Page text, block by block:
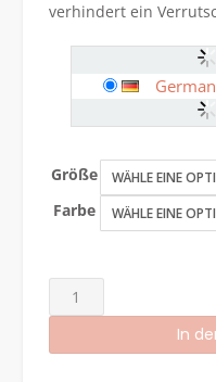
verhindert ein
Größe
Farbe
Uekinishi
Frauen
J
In